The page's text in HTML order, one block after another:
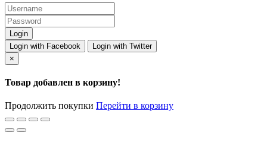
Login with Facebook
Login with Twitter
×
Товар добавлен в корзину!
Продолжить покупки Перейти в корзину